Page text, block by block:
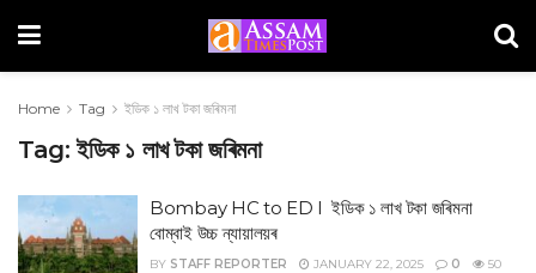
Home Tag ইডিক ১ লাখ টকা জৰিমনা
Tag:ইডিক ১ লাখ টকা জৰিমনা
Bombay HC to ED I ইডিক ১ লাখ টকা জৰিমনা
বোম্বাই উচ্চ ন্যায়ালয়ৰ
BY STAFF REPORTER JANUARY 22, 2025 0 50